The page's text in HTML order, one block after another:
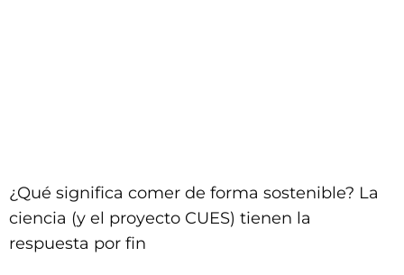
¿Qué significa comer de forma sostenible? La
ciencia (y el proyecto CUES) tienen la
respuesta por fin